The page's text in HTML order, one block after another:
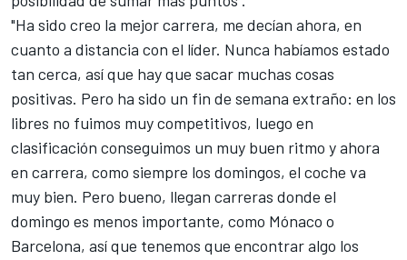
"Ha sido creo la mejor carrera, me decían ahora, en
cuanto a distancia con el líder. Nunca habíamos estado
tan cerca, así que hay que sacar muchas cosas
positivas. Pero ha sido un fin de semana extraño: en los
libres no fuimos muy competitivos, luego en
clasificación conseguimos un muy buen ritmo y ahora
en carrera, como siempre los domingos, el coche va
muy bien. Pero bueno, llegan carreras donde el
domingo es menos importante, como Mónaco o
Barcelona, así que tenemos que encontrar algo los